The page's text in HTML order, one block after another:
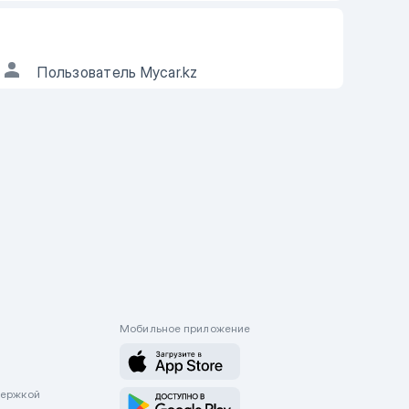
Пользователь Mycar.kz
Мобильное приложение